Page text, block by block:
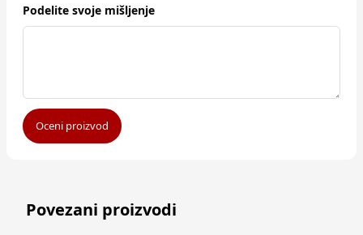
Podelite svoje mišljenje
Oceni proizvod
Povezani proizvodi